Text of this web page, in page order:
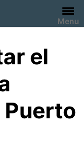
Menu
el